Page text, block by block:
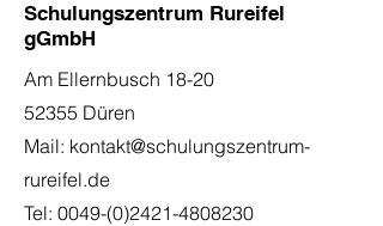
Schulungszentrum Rureifel
gGmbH
Am Ellernbusch 18-20
52355 Düren
Mail: kontakt@schulungszentrum-
rureifel.de
Tel: 0049-(0)2421-4808230